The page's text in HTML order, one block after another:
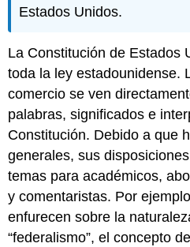
Estados Unidos.
La Constitución de Estados
toda la ley estadounidense.
comercio se ven
palabras, significados e
Constitución. Debido a que
generales, sus
temas para académicos,
y comentaristas. Por
enfurecen sobre la
“federalismo”, el concepto